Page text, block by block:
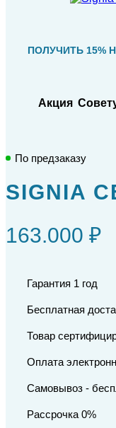
ПОЛУЧИТЬ 15%
Акция
По предзаказу
SIGNIA
163.000 ₽
Гарантия 1 год
Бесплатная
Товар
Оплата
Самовывоз -
Рассрочка 0%